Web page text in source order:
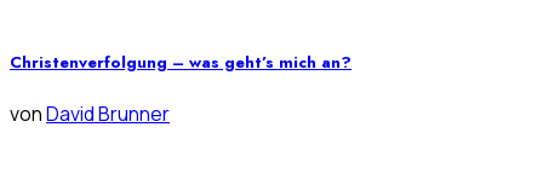
Christenverfolgung – was geht’s mich an?
vonDavid Brunner